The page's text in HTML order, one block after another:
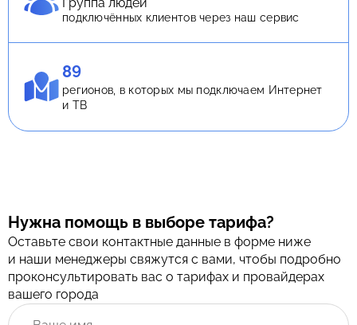
подключённых клиентов через наш сервис
89
регионов, в которых мы подключаем Интернет
и ТВ
Нужна помощь в выборе тарифа?
Оставьте свои контактные данные в форме ниже
и наши менеджеры свяжутся с вами, чтобы подробно
проконсультировать вас о тарифах и провайдерах
вашего города